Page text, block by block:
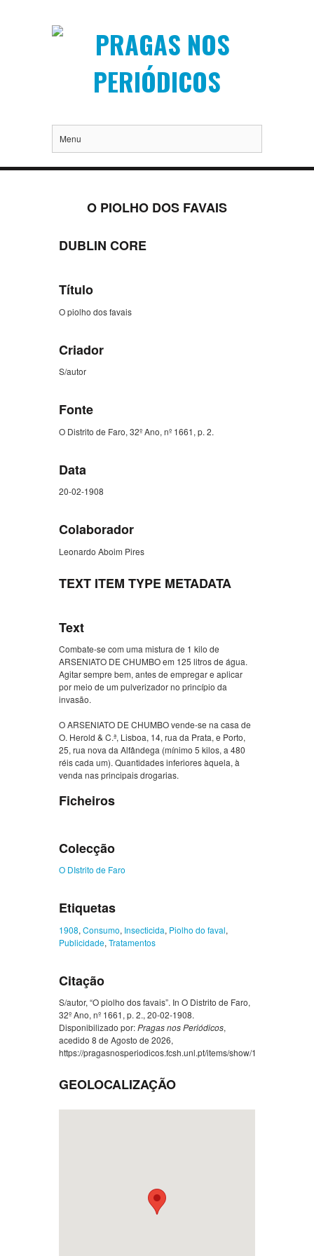
Menu
O PIOLHO DOS FAVAIS
DUBLIN CORE
Título
O piolho dos favais
Criador
S/autor
Fonte
O Distrito de Faro, 32º Ano, nº 1661, p. 2.
Data
20-02-1908
Colaborador
Leonardo Aboim Pires
TEXT ITEM TYPE METADATA
Text
Combate-se com uma mistura de 1 kilo de
ARSENIATO DE CHUMBO em 125 litros de água.
Agitar sempre bem, antes de empregar e aplicar
por meio de um pulverizador no princípio da
invasão.
O ARSENIATO DE CHUMBO vende-se na casa de
O. Herold & C.ª, Lisboa, 14, rua da Prata, e Porto,
25, rua nova da Alfândega (mínimo 5 kilos, a 480
réis cada um). Quantidades inferiores àquela, à
venda nas principais drogarias.
Ficheiros
Colecção
O DIstrito de Faro
Etiquetas
1908, Consumo, Insecticida, Piolho do faval,
Publicidade, Tratamentos
Citação
S/autor, “O piolho dos favais”. In O Distrito de Faro,
32º Ano, nº 1661, p. 2., 20-02-1908.
Disponibilizado por:Pragas nos Periódicos,
acedido 8 de Agosto de 2026,
https://pragasnosperiodicos.fcsh.unl.pt/items/show/1482
GEOLOCALIZAÇÃO